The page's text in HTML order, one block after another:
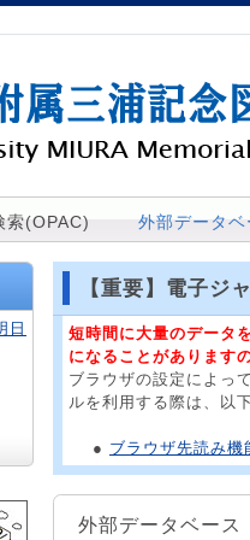
索(OPAC) 外部データベ
日
【重要】電子ジ
短時間に大量のデータ
になることがあります
ブラウザの設定によっ
ルを利用する際は、以
● ブラウザ先読み
外部データベース